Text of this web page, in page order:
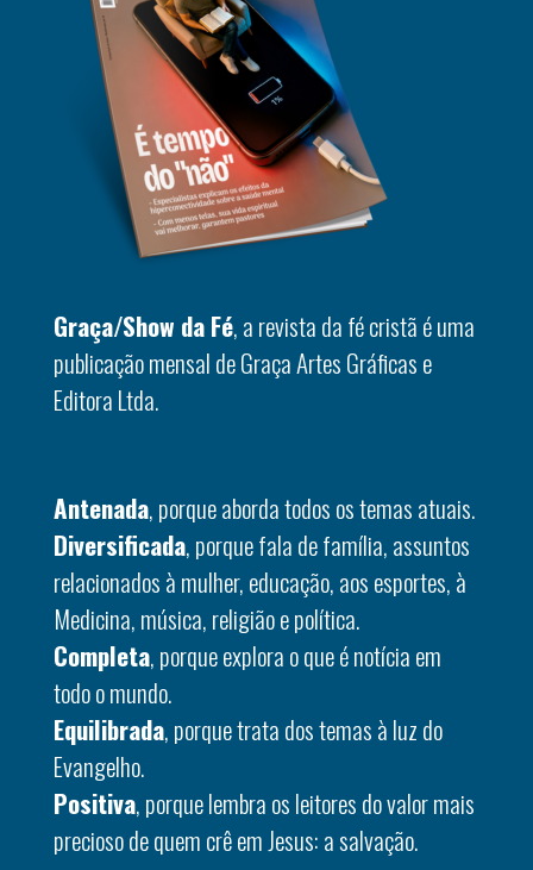
Graça/Show da Fé, a revista da fé cristã é uma
publicação mensal de Graça Artes Gráficas e
Editora Ltda.
Antenada, porque aborda todos os temas atuais.
Diversificada, porque fala de família, assuntos
relacionados à mulher, educação, aos esportes, à
Medicina, música, religião e política.
Completa, porque explora o que é notícia em
todo o mundo.
Equilibrada, porque trata dos temas à luz do
Evangelho.
Positiva, porque lembra os leitores do valor mais
precioso de quem crê em Jesus: a salvação.